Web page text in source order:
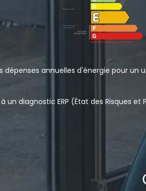
annuelles d'énergie pour un
un diagnostic ERP (État des Risques